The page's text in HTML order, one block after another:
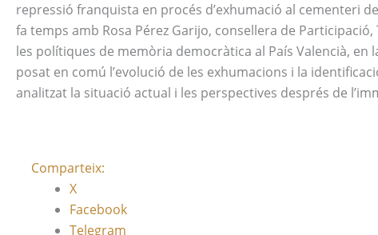
repressió franquista en procés d’exhumació al cementeri
fa temps amb Rosa Pérez Garijo, consellera de
les polítiques de memòria democràtica al País Valencià,
posat en comú l’evolució de les exhumacions i la
analitzat la situació actual i les perspectives després de
Comparteix:
X
Facebook
Telegram